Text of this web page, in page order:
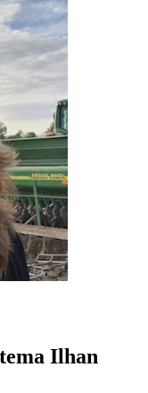
Ilhan